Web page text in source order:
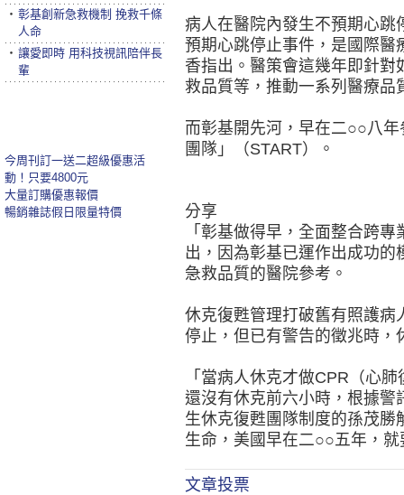
病人在醫院內發生不預期心跳
預期心跳停止事件，是國際醫
香指出。醫策會這幾年即針
救品質等，推動一系列醫療品
而彰基開先河，早在二○○八
團隊」（START）。
分享
「彰基做得早，全面整合跨
出，因為彰基已運作出成功
急救品質的醫院參考。
休克復甦管理打破舊有照護病
停止，但已有警告的徵兆時，
「當病人休克才做CPR（心
還沒有休克前六小時，根據
生休克復甦團隊制度的孫茂
生命，美國早在二○○五年，
文章投票
‧ 彰基創新急救機制 挽救千條
人命
‧ 讓愛即時 用科技視訊陪伴長
輩
今周刊訂一送二超級優惠活
動！只要4800元
大量訂購優惠報價
暢銷雜誌假日限量特價